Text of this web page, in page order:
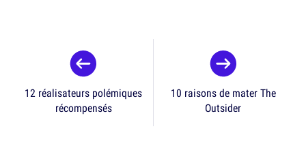
12 réalisateurs polémiques
récompensés
10 raisons de mater The
Outsider